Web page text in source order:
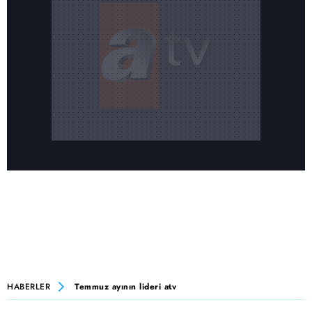
HABERLER Temmuz ayının lideri atv